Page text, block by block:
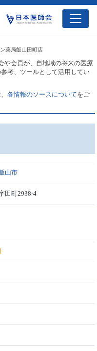
薬局飯山田町店
や会員が、自地域の将来の医療
考、ツールとして活用してい
、各情報のソースについてをご
山市
田町2938-4